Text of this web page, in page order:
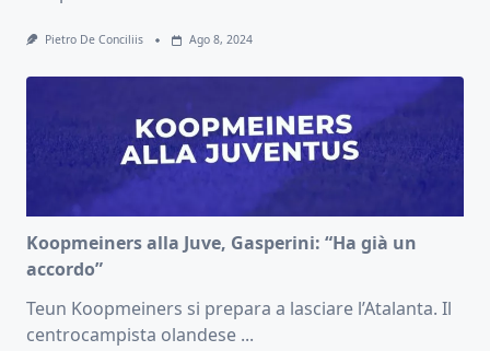
Pietro De Conciliis Ago 8, 2024
Koopmeiners alla Juve, Gasperini: “Ha già un
accordo”
Teun Koopmeiners si prepara a lasciare l’Atalanta. Il
centrocampista olandese ...